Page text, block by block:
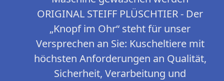
ORIGINAL STEIFF PLÜSCHTIER - Der
„Knopf im Ohr“ steht für unser
Versprechen an Sie: Kuscheltiere mit
höchsten Anforderungen an Qualität,
Sicherheit, Verarbeitung und